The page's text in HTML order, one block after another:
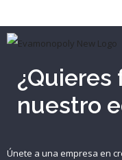
nuestro
Únete a una empresa en